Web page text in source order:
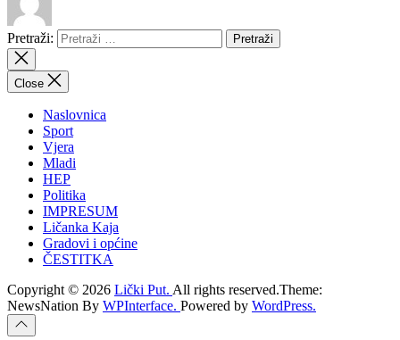
Pretraži:
Close
Naslovnica
Sport
Vjera
Mladi
HEP
Politika
IMPRESUM
Ličanka Kaja
Gradovi i općine
ČESTITKA
Copyright © 2026 Lički Put. All rights reserved.Theme:
NewsNation By WPInterface. Powered by WordPress.